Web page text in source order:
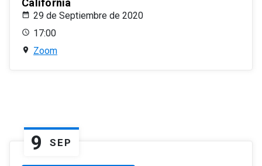
California
29 de Septiembre de 2020
17:00
Zoom
9 SEP